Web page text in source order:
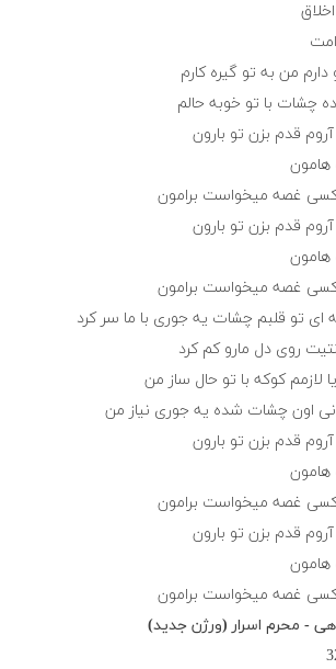
من به تو گیره کارم
چشات با تو خوبه حالم
قدم بزن تو بارون
هامون
کسی غصه میخواست برامون
قدم بزن تو بارون
هامون
کسی غصه میخواست برامون
ای تو قلبم چشات یه جوری با ما سر کرد
روی دل مارو کم کرد
لازمم کوکه با تو حال ساز من
اون چشات شده یه جوری نیاز من
قدم بزن تو بارون
هامون
کسی غصه میخواست برامون
قدم بزن تو بارون
هامون
کسی غصه میخواست برامون
- محرم اسرار (ورژن جدید)